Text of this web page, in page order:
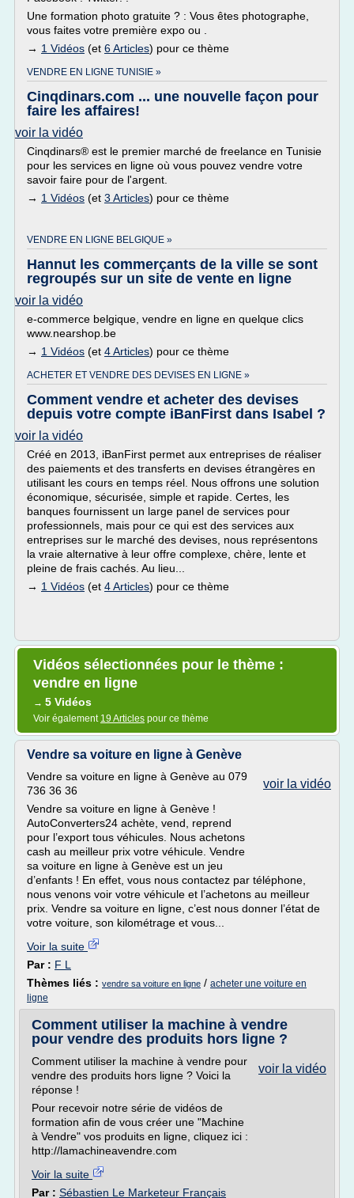
Une formation photo gratuite ? : Vous êtes photographe,
vous faites votre première expo ou .
→ 1 Vidéos (et 6 Articles) pour ce thème
VENDRE EN LIGNE TUNISIE »
Cinqdinars.com ... une nouvelle façon pour
faire les affaires!
voir la vidéo
Cinqdinars® est le premier marché de freelance en Tunisie
pour les services en ligne où vous pouvez vendre votre
savoir faire pour de l'argent.
→ 1 Vidéos (et 3 Articles) pour ce thème
VENDRE EN LIGNE BELGIQUE »
Hannut les commerçants de la ville se sont
regroupés sur un site de vente en ligne
voir la vidéo
e-commerce belgique, vendre en ligne en quelque clics
www.nearshop.be
→ 1 Vidéos (et 4 Articles) pour ce thème
ACHETER ET VENDRE DES DEVISES EN LIGNE »
Comment vendre et acheter des devises
depuis votre compte iBanFirst dans Isabel ?
voir la vidéo
Créé en 2013, iBanFirst permet aux entreprises de réaliser
des paiements et des transferts en devises étrangères en
utilisant les cours en temps réel. Nous offrons une solution
économique, sécurisée, simple et rapide. Certes, les
banques fournissent un large panel de services pour
professionnels, mais pour ce qui est des services aux
entreprises sur le marché des devises, nous représentons
la vraie alternative à leur offre complexe, chère, lente et
pleine de frais cachés. Au lieu...
→ 1 Vidéos (et 4 Articles) pour ce thème
Vidéos sélectionnées pour le thème :
vendre en ligne
→ 5 Vidéos
Voir également 19 Articles pour ce thème
Vendre sa voiture en ligne à Genève
voir la vidéo
Vendre sa voiture en ligne à Genève au 079
736 36 36
Vendre sa voiture en ligne à Genève !
AutoConverters24 achète, vend, reprend
pour l’export tous véhicules. Nous achetons
cash au meilleur prix votre véhicule. Vendre
sa voiture en ligne à Genève est un jeu
d’enfants ! En effet, vous nous contactez par téléphone,
nous venons voir votre véhicule et l’achetons au meilleur
prix. Vendre sa voiture en ligne, c’est nous donner l’état de
votre voiture, son kilométrage et vous...
Voir la suite
Par : F L
Thèmes liés : vendre sa voiture en ligne / acheter une voiture en
ligne
Comment utiliser la machine à vendre
pour vendre des produits hors ligne ?
voir la vidéo
Comment utiliser la machine à vendre pour
vendre des produits hors ligne ? Voici la
réponse !
Pour recevoir notre série de vidéos de
formation afin de vous créer une "Machine
à Vendre" vos produits en ligne, cliquez ici :
http://lamachineavendre.com
Voir la suite
Par : Sébastien Le Marketeur Français